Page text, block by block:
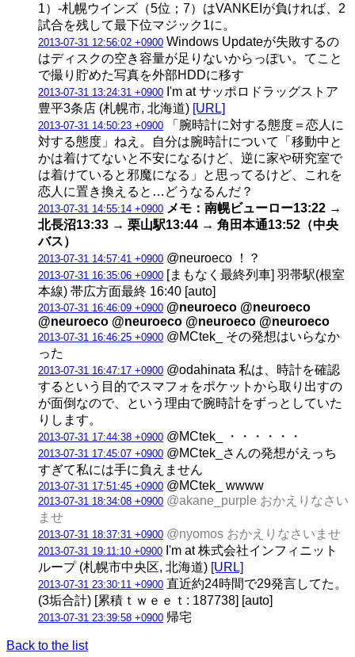
1）-札幌ウインズ（5位；7）はVANKEIが負ければ、2
試合を残して最下位マジック1に。
2013-07-31 12:56:02 +0900 Windows Updateが失敗するの
はディスクの空き容量が足りないからっぽい。てこと
で撮り貯めた写真を外部HDDに移す
2013-07-31 13:24:31 +0900 I'm at サッポロドラッグストア
豊平3条店 (札幌市, 北海道) [URL]
2013-07-31 14:50:23 +0900 「腕時計に対する態度＝恋人に
対する態度」ねえ。自分は腕時計について「移動中と
かは着けてないと不安になるけど、逆に家や研究室で
は着けていると邪魔になる」と思ってるけど、これを
恋人に置き換えると…どうなるんだ？
2013-07-31 14:55:14 +0900 メモ：南幌ビューロー13:22 →
北長沼13:33 → 栗山駅13:44 → 角田本通13:52（中央
バス）
2013-07-31 14:57:41 +0900 @neuroeco ！？
2013-07-31 16:35:06 +0900 [まもなく最終列車] 羽帯駅(根室
本線) 帯広方面最終 16:40 [auto]
2013-07-31 16:46:09 +0900 @neuroeco @neuroeco
@neuroeco @neuroeco @neuroeco @neuroeco
2013-07-31 16:46:25 +0900 @MCtek_ その発想はいらなか
った
2013-07-31 16:47:17 +0900 @odahinata 私は、時計を確認
するという目的でスマフォをポケットから取り出すの
が面倒なので、という理由で腕時計をずっとしていた
りします。
2013-07-31 17:44:38 +0900 @MCtek_ ・・・・・・
2013-07-31 17:45:07 +0900 @MCtek_さんの発想がえっち
すぎて私には手に負えません
2013-07-31 17:51:45 +0900 @MCtek_ wwww
2013-07-31 18:34:08 +0900 @akane_purple おかえりなさい
ませ
2013-07-31 18:37:31 +0900 @nyomos おかえりなさいませ
2013-07-31 19:11:10 +0900 I'm at 株式会社インフィニット
ループ (札幌市中央区, 北海道) [URL]
2013-07-31 23:30:11 +0900 直近約24時間で29発言してた。
(3垢合計) [累積ｔｗｅｅｔ: 187738] [auto]
2013-07-31 23:39:58 +0900 帰宅
Back to the list